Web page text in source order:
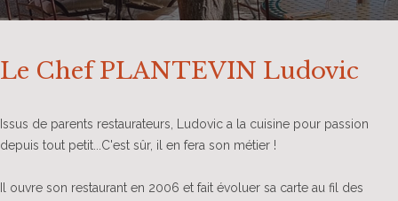
Le Chef PLANTEVIN Ludovic
Issus de parents restaurateurs, Ludovic a la cuisine pour passion
depuis tout petit...C'est sûr, il en fera son métier !
Il ouvre son restaurant en 2006 et fait évoluer sa carte au fil des